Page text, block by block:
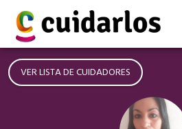
VER LISTA DE CUIDADORES